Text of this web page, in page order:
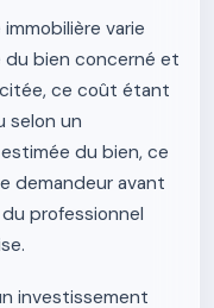
varie
du bien concerné et
ce coût étant
selon un
du bien, ce
demandeur avant
professionnel
investissement